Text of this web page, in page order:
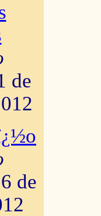
de
de